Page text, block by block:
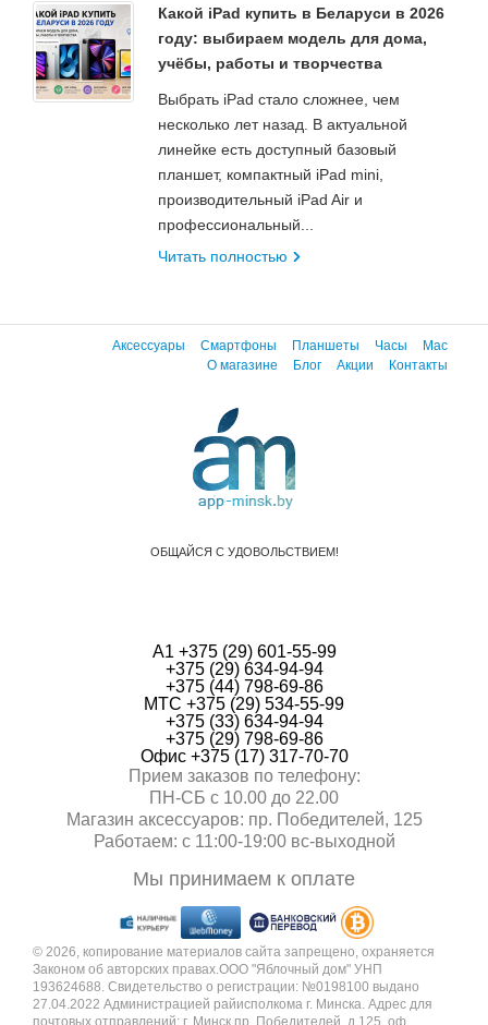
Какой iPad купить в Беларуси в 2026
году: выбираем модель для дома,
учёбы, работы и творчества
Выбрать iPad стало сложнее, чем
несколько лет назад. В актуальной
линейке есть доступный базовый
планшет, компактный iPad mini,
производительный iPad Air и
профессиональный...
Читать полностью
Аксессуары Смартфоны Планшеты Часы
Mac
О магазине
Блог Акции Контакты
ОБЩАЙСЯ С УДОВОЛЬСТВИЕМ!
А1 +375 (29) 601-55-99
+375 (29) 634-94-94
+375 (44) 798-69-86
МТС +375 (29) 534-55-99
+375 (33) 634-94-94
+375 (29) 798-69-86
Офис +375 (17) 317-70-70
Прием заказов по телефону:
ПН-СБ с 10.00 до 22.00
Магазин аксессуаров: пр. Победителей, 125
Работаем: с 11:00-19:00 вc-выходной
Мы принимаем к оплате
© 2026, копирование материалов сайта запрещено, охраняется
Законом об авторских правах.ООО "Яблочный дом" УНП
193624688. Свидетельство о регистрации: №0198100 выдано
27.04.2022 Администрацией райисполкома г. Минска. Адрес для
почтовых отправлений: г. Минск,пр. Победителей, д.125, оф.